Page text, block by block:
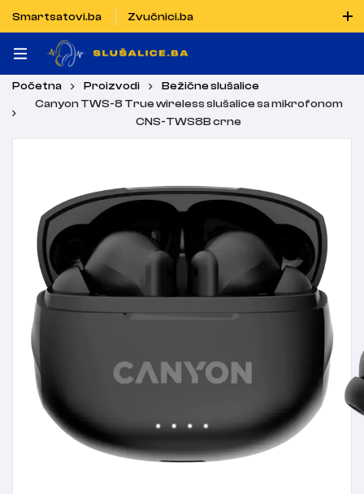
Smartsatovi.ba
Zvučnici.ba
Naručiti možete i porukom putem Vibera i WhatsAppa
Početna Proizvodi
Bežične slušalice
Canyon TWS-8 True wireless slušalice sa mikrofonom
CNS-TWS8B crne